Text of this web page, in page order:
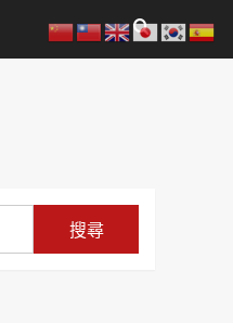
搜尋